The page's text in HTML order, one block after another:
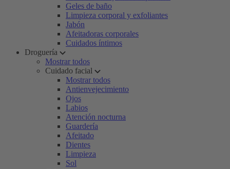
Geles de baño
Limpieza corporal y exfoliantes
Jabón
Afeitadoras corporales
Cuidados íntimos
Droguería
Mostrar todos
Cuidado facial
Mostrar todos
Antienvejecimiento
Ojos
Labios
Atención nocturna
Guardería
Afeitado
Dientes
Limpieza
Sol